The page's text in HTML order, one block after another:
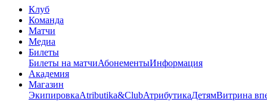
Клуб
Команда
Матчи
Медиа
Билеты
Билеты на матчиАбонементыИнформация
Академия
Магазин
ЭкипировкаAtributika&ClubАтрибутикаДетямВитрина